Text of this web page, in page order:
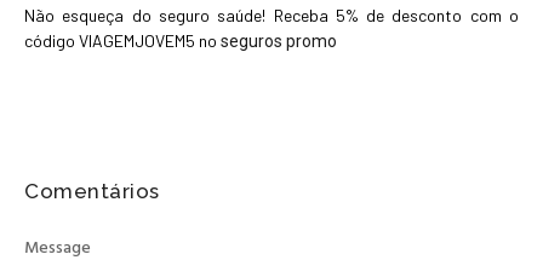
Não esqueça do seguro saúde! Receba 5% de desconto com o
código VIAGEMJOVEM5 no seguros promo
Comentários
Message